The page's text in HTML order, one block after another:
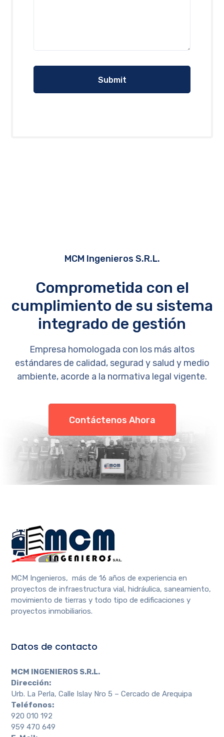
MCM Ingenieros S.R.L.
Comprometida con el
cumplimiento de su sistema
integrado de gestión
Empresa homologada con los más altos
estándares de calidad, segurad y salud y medio
ambiente, acorde a la normativa legal vigente.
Contáctenos Ahora
MCM Ingenieros, más de 16 años de experiencia en
proyectos de infraestructura vial, hidráulica, saneamiento,
movimiento de tierras y todo tipo de edificaciones y
proyectos inmobiliarios.
Datos de contacto
MCM INGENIEROS S.R.L.
Dirección:
Urb. La Perla, Calle Islay Nro 5 – Cercado de Arequipa
Teléfonos:
920 010 192
959 470 649